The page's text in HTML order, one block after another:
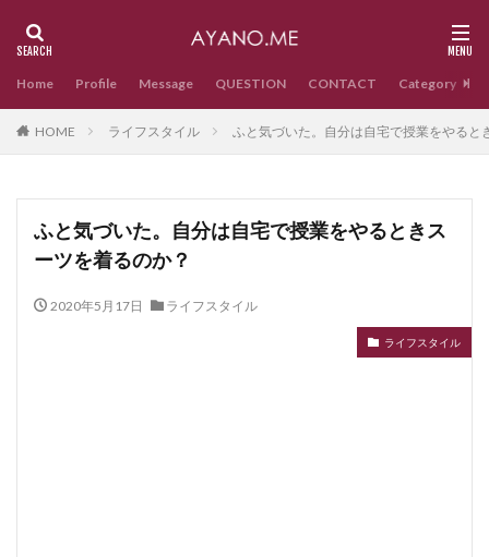
Home Profile Message QUESTION CONTACT Category
HOME ライフスタイル ふと気づいた。自分は自宅で授業をやると
ふと気づいた。自分は自宅で授業をやるときス
ーツを着るのか？
2020年5月17日 ライフスタイル
ライフスタイル